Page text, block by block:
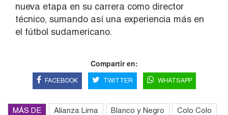
nueva etapa en su carrera como director
técnico, sumando así una experiencia más en
el fútbol sudamericano.
Compartir en:
FACEBOOK TWITTER WHATSAPP
MÁS DE Alianza Lima Blanco y Negro Colo Colo